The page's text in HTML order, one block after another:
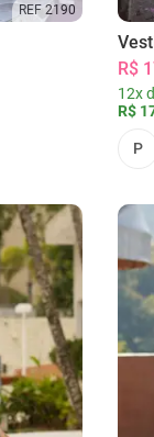
REF 2190
R$
12x
R$
P